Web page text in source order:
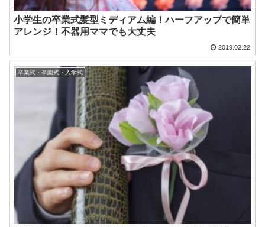
小学生の卒業式髪型ミディアム編！ハーフアップで簡単
アレンジ！不器用ママでも大丈夫
2019.02.22
卒業式・卒園式・入学式